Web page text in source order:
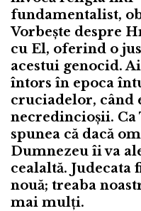
fundamentalist,
Vorbește despre
cu El, oferind o
acestui genocid.
întors în epoca
cruciadelor, când
necredincioșii. Ca
spunea că dacă
Dumnezeu îi va
cealaltă. Judecata
nouă; treaba
mai mulți.